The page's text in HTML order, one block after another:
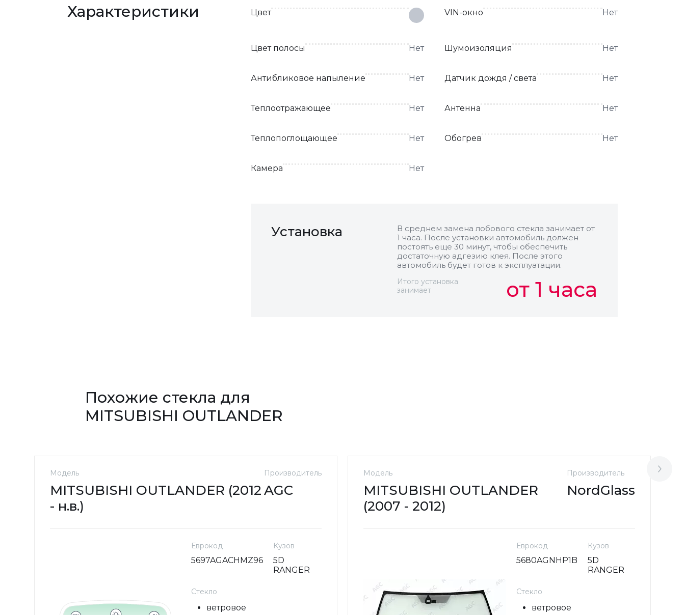
Характеристики Цвет VIN-окно Нет
Цвет полосы Нет Шумоизоляция Нет
Антибликовое напыление Нет Датчик дождя / света Нет
Теплоотражающее Нет Антенна Нет
Теплопоглощающее Нет Обогрев Нет
Камера Нет
Установка
В среднем замена лобового стекла занимает от
1 часа. После установки автомобиль должен
постоять еще 30 минут, чтобы обеспечить
достаточную адгезию клея. После этого
автомобиль будет готов к эксплуатации.
Итого установка
занимает
от 1 часа
Похожие стекла для
MITSUBISHI OUTLANDER
Модель
MITSUBISHI OUTLANDER (2012
- н.в.)
Производитель
AGC
Еврокод
5697AGACHMZ96
Кузов
5D
RANGER
Стекло
ветровое
Модель
MITSUBISHI OUTLANDER
(2007 - 2012)
Производитель
NordGlass
Еврокод
5680AGNHP1B
Кузов
5D
RANGER
Стекло
ветровое